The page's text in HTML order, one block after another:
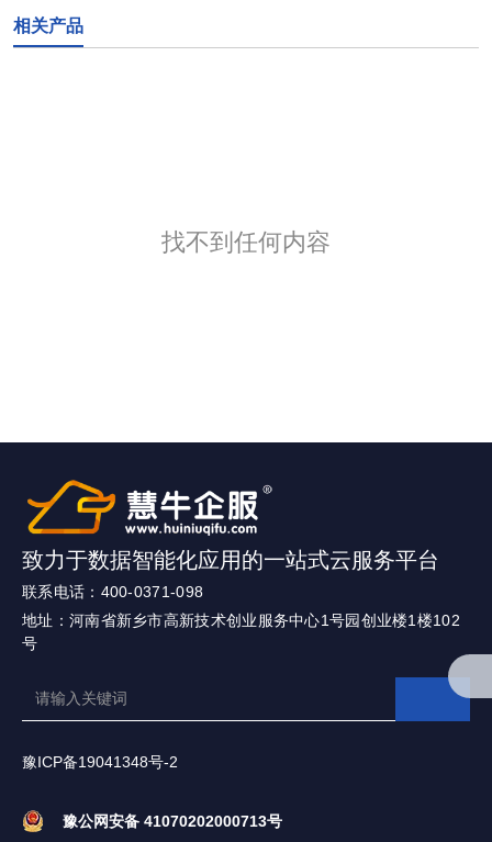
相关产品
找不到任何内容
致力于数据智能化应用的一站式云服务平台
联系电话：400-0371-098
地址：河南省新乡市高新技术创业服务中心1号园创业楼1楼102
号
豫ICP备19041348号-2
豫公网安备 41070202000713号